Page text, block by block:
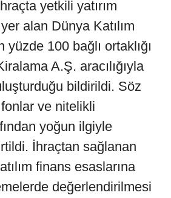
yetkili yatırım
alan Dünya Katılım
yüzde 100 bağlı ortaklığı
A.Ş. aracılığıyla
bildirildi. Söz
ve nitelikli
yoğun ilgiyle
İhraçtan sağlanan
finans esaslarına
değerlendirilmesi